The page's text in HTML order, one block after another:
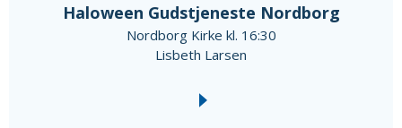
Haloween Gudstjeneste Nordborg
Nordborg Kirke kl. 16:30
Lisbeth Larsen